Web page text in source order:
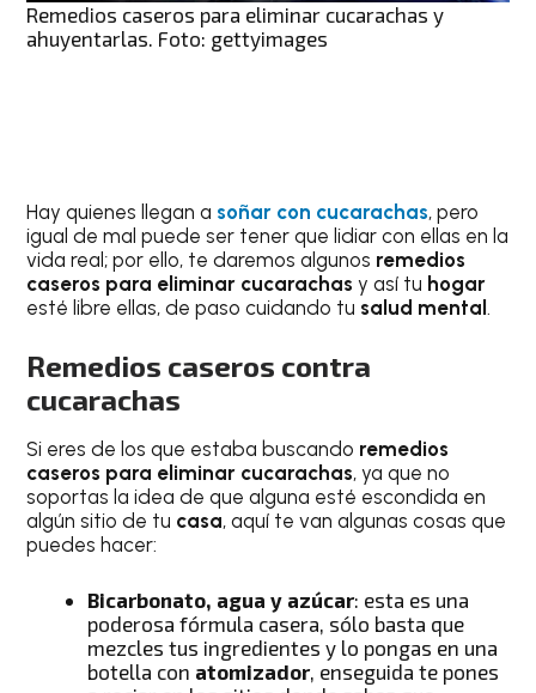
Remedios caseros para eliminar cucarachas y
ahuyentarlas. Foto: gettyimages
Hay quienes llegan a soñar con cucarachas, pero
igual de mal puede ser tener que lidiar con ellas en la
vida real; por ello, te daremos algunos remedios
caseros para eliminar cucarachas y así tu hogar
esté libre ellas, de paso cuidando tu salud mental.
Remedios caseros contra
cucarachas
Si eres de los que estaba buscando remedios
caseros para eliminar cucarachas, ya que no
soportas la idea de que alguna esté escondida en
algún sitio de tu casa, aquí te van algunas cosas que
puedes hacer:
Bicarbonato, agua y azúcar: esta es una
poderosa fórmula casera, sólo basta que
mezcles tus ingredientes y lo pongas en una
botella con atomizador, enseguida te pones